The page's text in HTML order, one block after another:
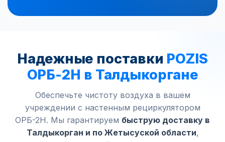
Надежные поставки POZIS
ОРБ-2Н в Талдыкоргане
Обеспечьте чистоту воздуха в вашем
учреждении с настенным рециркулятором
ОРБ-2Н. Мы гарантируем быструю доставку в
Талдыкорган и по Жетысуской области,